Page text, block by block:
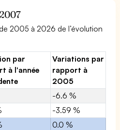
2005 à 2026 de l’évolution
par
à l'année
Variations par
rapport à
2005
-6.6 %
-3.59 %
0.0 %